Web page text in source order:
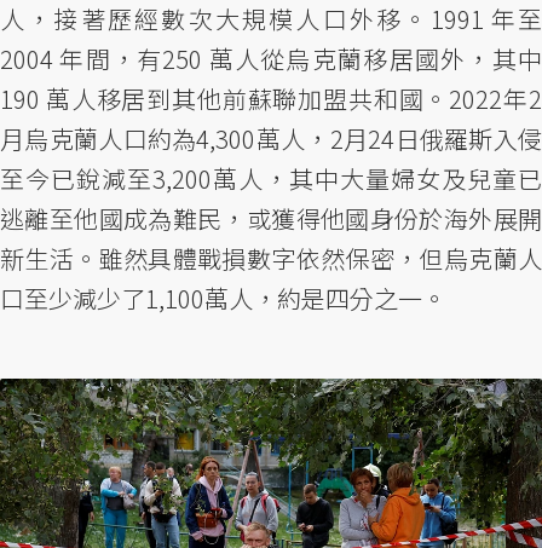
人，接著歷經數次大規模人口外移。1991 年至
2004 年間，有250 萬人從烏克蘭移居國外，其中
190 萬人移居到其他前蘇聯加盟共和國。2022年2
月烏克蘭人口約為4,300萬人，2月24日俄羅斯入侵
至今已銳減至3,200萬人，其中大量婦女及兒童已
逃離至他國成為難民，或獲得他國身份於海外展開
新生活。雖然具體戰損數字依然保密，但烏克蘭人
口至少減少了1,100萬人，約是四分之一。